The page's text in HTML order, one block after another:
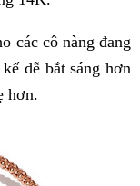
các cô nàng đang
dễ bắt sáng hơn
hơn.